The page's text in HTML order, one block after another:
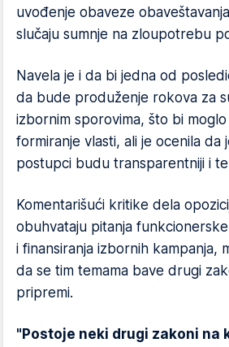
uvođenje obaveze
slučaju sumnje na zloupotrebu
Navela je i da bi jedna od
da bude produženje rokova za
izbornim sporovima, što bi
formiranje vlasti, ali je ocenila da
postupci budu transparentniji i
Komentarišući kritike dela
obuhvataju pitanja
i finansiranja izbornih kampanja,
da se tim temama bave drugi
pripremi.
"Postoje neki drugi zakoni na